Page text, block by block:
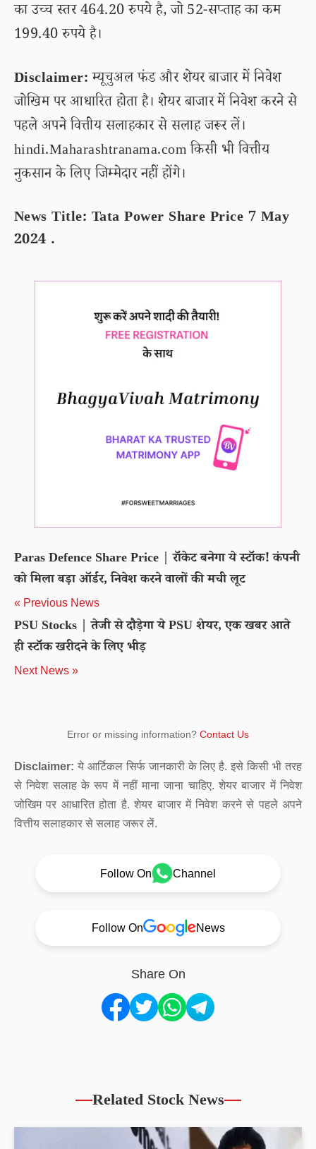
का उच्च स्तर 464.20 रुपये है, जो 52-सप्ताह का कम
199.40 रुपये है।
Disclaimer:म्यूचुअल फंड और शेयर बाजार में निवेश
जोखिम पर आधारित होता है। शेयर बाजार में निवेश करने से
पहले अपने वित्तीय सलाहकार से सलाह जरूर लें।
hindi.Maharashtranama.com किसी भी वित्तीय
नुकसान के लिए जिम्मेदार नहीं होंगे।
News Title: Tata Power Share Price 7 May
2024 .
Paras Defence Share Price | रॉकेट बनेगा ये स्टॉक! कंपनी
को मिला बड़ा ऑर्डर, निवेश करने वालों की मची लूट
« Previous News
PSU Stocks | तेजी से दौड़ेगा ये PSU शेयर, एक खबर आते
ही स्टॉक खरीदने के लिए भीड़
Next News »
Error or missing information? Contact Us
Disclaimer: ये आर्टिकल सिर्फ जानकारी के लिए है. इसे किसी भी तरह
से निवेश सलाह के रूप में नहीं माना जाना चाहिए. शेयर बाजार में निवेश
जोखिम पर आधारित होता है. शेयर बाजार में निवेश करने से पहले अपने
वित्तीय सलाहकार से सलाह जरूर लें.
Follow On Channel
Follow On News
Share On
Related Stock News